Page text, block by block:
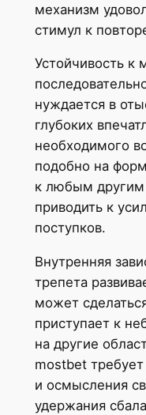
механизм
стимул к
Устойчивость к
нуждается в
глубоких
необходимого
подобно на
к любым другим
приводить к
поступков.
Внутренняя
трепета
может
приступает к
на другие
mostbet
и осмысления
удержания